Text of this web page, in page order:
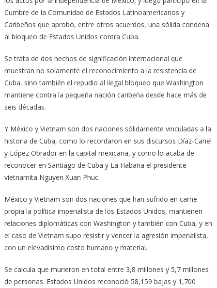
Cumbre de la Comunidad de Estados Latinoamericanos y
Caribeños que aprobó, entre otros acuerdos, una sólida condena
al bloqueo de Estados Unidos contra Cuba.
Se trata de dos hechos de significación internacional que
muestran no solamente el reconocimiento a la resistencia de
Cuba, sino también el repudio al ilegal bloqueo que Washington
mantiene contra la pequeña nación caribeña desde hace más de
seis décadas.
Y México y Vietnam son dos naciones sólidamente vinculadas a la
historia de Cuba, como lo recordaron en sus discursos Díaz-Canel
y López Obrador en la capital mexicana, y como lo acaba de
reconocer en Santiago de Cuba y La Habana el presidente
vietnamita Nguyen Xuan Phuc.
México y Vietnam son dos naciones que han sufrido en carne
propia la política imperialista de los Estados Unidos, mantienen
relaciones diplomáticas con Washington y también con Cuba, y en
el caso de Vietnam supo resistir y vencer la agresión imperialista,
con un elevadísimo costo humano y material.
Se calcula que murieron en total entre 3,8 millones y 5,7 millones
de personas. Estados Unidos reconoció 58,159 bajas y 1,700